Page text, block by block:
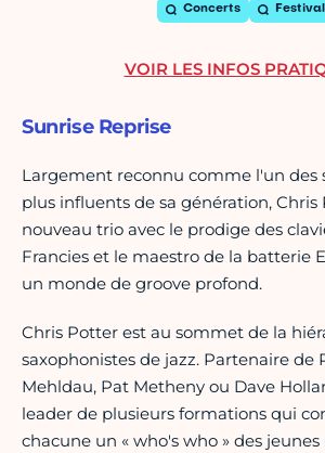
Concerts
Sunrise Reprise
Largement reconnu comme l'un des
plus influents de sa génération,
nouveau trio avec le prodige des
Francies et le maestro de la batterie
un monde de groove profond.
Chris Potter est au sommet de la
saxophonistes de jazz. Partenaire de
Mehldau, Pat Metheny ou Dave
leader de plusieurs formations qui
chacune un « who's who » des
VOIR LES INFOS